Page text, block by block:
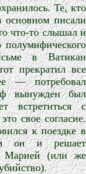
Те, кто
основном писали
что-то слышал и
в Ватикан
прекратил все
— потребовал
вынужден был
встретиться с
свое согласие.
к поездке в
он и решает
Марией (или же